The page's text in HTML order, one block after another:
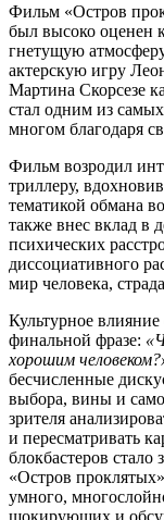
Фильм «Остров
был высоко оценен
гнетущую
актерскую игру
Мартина Скорсезе
стал одним из
многом благодаря
Фильм возродил
триллеру,
тематикой обмана
также внес вклад в
психических
диссоциативного
мир человека,
Культурное
финальной фразе:
хорошим
бесчисленные
выбора, вины и
зрителя
и пересматривать
блокбастеров
«Остров
умного,
шокирующих и